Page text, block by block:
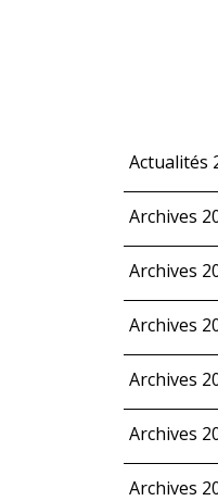
Actualités
Archives
Archives
Archives
Archives
Archives
Archives